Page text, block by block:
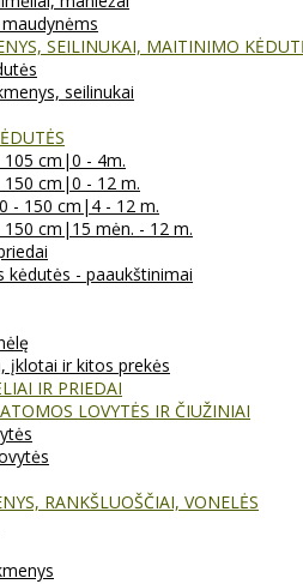
SEILINUKAI, MAITINIMO
seilinukai
cm|0 - 4m.
cm|0 - 12 m.
- 150 cm|4 - 12 m.
cm|15 mėn. - 12 m.
kėdutės - paaukštinimai
įklotai ir kitos prekės
IR PRIEDAI
LOVYTĖS IR ČIUŽINIAI
RANKŠLUOŠČIAI, VONELĖS